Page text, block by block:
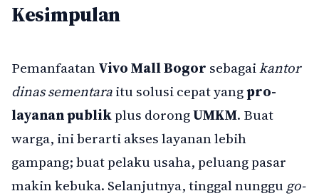
Kesimpulan
PemanfaatanVivo Mall Bogor sebagaikantor
dinas sementaraitu solusi cepat yangpro-
layanan publikplus dorongUMKM. Buat
warga, ini berarti akses layanan lebih
gampang; buat pelaku usaha, peluang pasar
makin kebuka. Selanjutnya, tinggal nunggu go-